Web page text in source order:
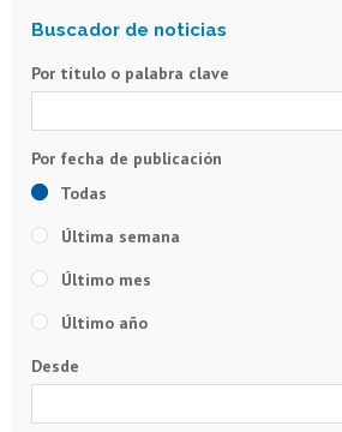
Por título o palabra clave
Todas
Última semana
Último mes
Último año
Desde